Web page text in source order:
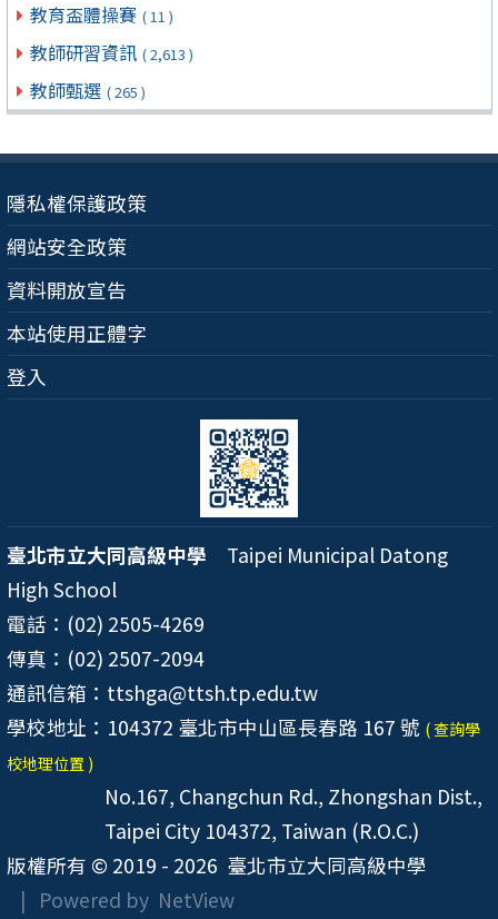
教育盃體操賽 ( 11 )
教師研習資訊 ( 2,613 )
教師甄選 ( 265 )
隱私權保護政策
網站安全政策
資料開放宣告
本站使用正體字
登入
臺北市立大同高級中學 Taipei Municipal Datong
High School
電話：(02) 2505-4269
傳真：(02) 2507-2094
通訊信箱：ttshga@ttsh.tp.edu.tw
學校地址：104372 臺北市中山區長春路 167 號 ( 查詢學
校地理位置 )
No.167, Changchun Rd., Zhongshan Dist.,
Taipei City 104372, Taiwan (R.O.C.)
版權所有 © 2019 - 2026 臺北市立大同高級中學
| Powered by NetView